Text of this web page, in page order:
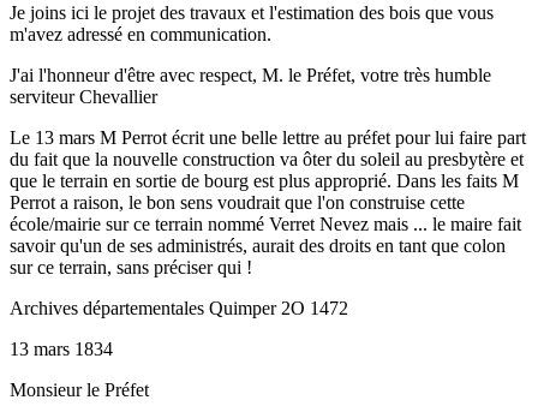
Je joins ici le projet des travaux et l'estimation des bois que vous
m'avez adressé en communication.
J'ai l'honneur d'être avec respect, M. le Préfet, votre très humble
serviteur Chevallier
Le 13 mars M Perrot écrit une belle lettre au préfet pour lui faire part
du fait que la nouvelle construction va ôter du soleil au presbytère et
que le terrain en sortie de bourg est plus approprié. Dans les faits M
Perrot a raison, le bon sens voudrait que l'on construise cette
école/mairie sur ce terrain nommé Verret Nevez mais ... le maire fait
savoir qu'un de ses administrés, aurait des droits en tant que colon
sur ce terrain, sans préciser qui !
Archives départementales Quimper 2O 1472
13 mars 1834
Monsieur le Préfet